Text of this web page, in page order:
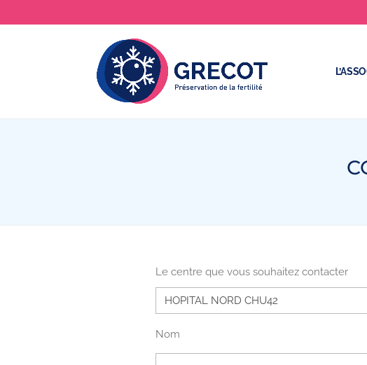
Le centre que vous souhaitez contacter
Nom